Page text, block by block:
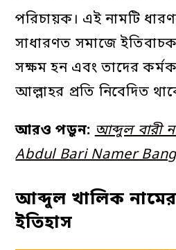
পরিচায়ক। এই নামটি
সাধারণত সমাজে
সক্ষম হন এবং তাদের
আল্লাহর প্রতি নিবেদিত
আরও পড়ুন:আব্দুল বারী
Abdul Bari Namer
আব্দুল খালিক
ইতিহাস